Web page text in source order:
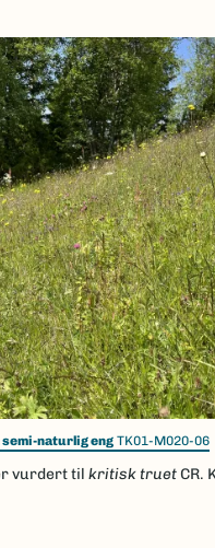
naturlig eng TK01-M020-06
vurdert til kritisk truetCR.